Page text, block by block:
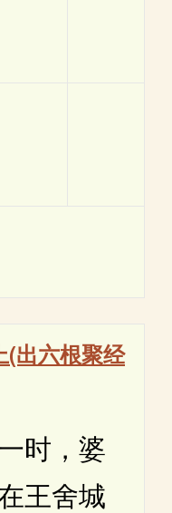
(出六根聚经
时，婆
王舍城